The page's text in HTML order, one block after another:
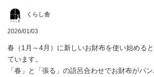
くらし舎
2026/01/03
春（1月～4月）に新しいお財布を使い始める
ています。
「春」と「張る」の語呂合わせでお財布がパ